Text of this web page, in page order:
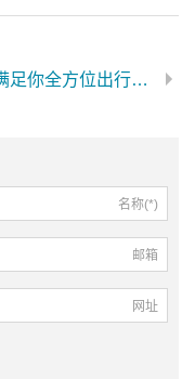
济源到洛阳拼车诚信网约车队，满足你全方位出行需求
名称(*)
邮箱
网址